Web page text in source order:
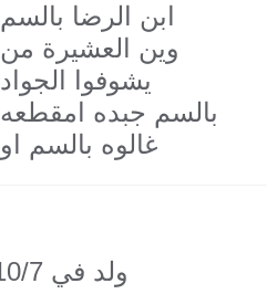
ابن الرضا بالسم
وين العشيرة من
يشوفوا الجواد
بالسم جبده امقطعه
غالوه بالسم او
ولد في 10/7ـ توفي في 30/11